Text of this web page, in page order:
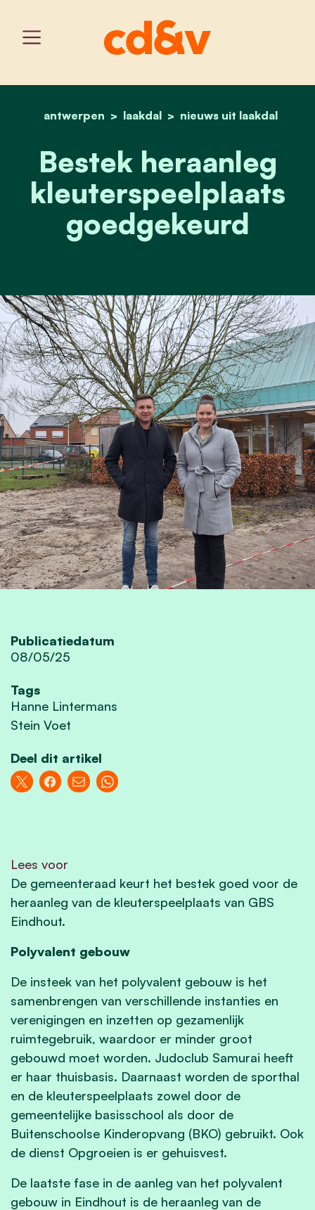
home
antwerpen laakdal nieuws uit laakdal
bestek heraanleg
Bestek heraanleg
kleuterspeelplaats
goedgekeurd
Publicatiedatum
08/05/25
Tags
Hanne Lintermans
Stein Voet
Deel dit artikel
Lees voor
De gemeenteraad keurt het bestek goed voor de
heraanleg van de kleuterspeelplaats van GBS
Eindhout.
Polyvalent gebouw
De insteek van het polyvalent gebouw is het
samenbrengen van verschillende instanties en
verenigingen en inzetten op gezamenlijk
ruimtegebruik, waardoor er minder groot
gebouwd moet worden. Judoclub Samurai heeft
er haar thuisbasis. Daarnaast worden de sporthal
en de kleuterspeelplaats zowel door de
gemeentelijke basisschool als door de
Buitenschoolse Kinderopvang (BKO) gebruikt. Ook
de dienst Opgroeien is er gehuisvest.
De laatste fase in de aanleg van het polyvalent
gebouw in Eindhout is de heraanleg van de